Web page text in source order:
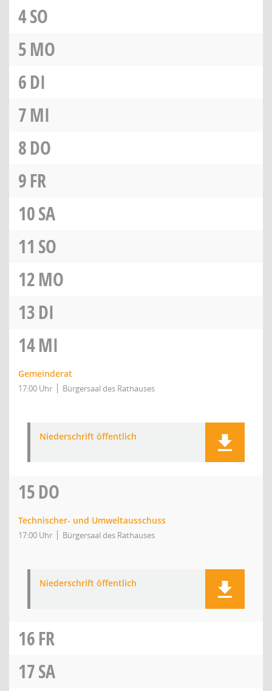
4SO
5MO
6DI
7MI
8DO
9FR
10SA
11 SO
12MO
13DI
14MI
Gemeinderat
17:00 Uhr Bürgersaal des Rathauses
Niederschrift öffentlich
15DO
Technischer- und Umweltausschuss
17:00 Uhr Bürgersaal des Rathauses
Niederschrift öffentlich
16FR
17SA